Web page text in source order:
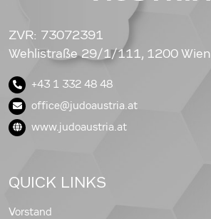
ZVR: 73072391
Wehlistraße 29/1/111, 1200 Wien
+43 1 332 48 48
office@judoaustria.at
www.judoaustria.at
QUICK LINKS
Vorstand